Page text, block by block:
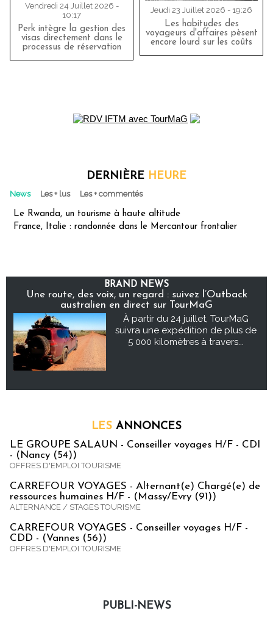
Vendredi 24 Juillet 2026 -
10:17
Perk intègre la gestion des
visas directement dans le
processus de réservation
Jeudi 23 Juillet 2026 - 19:26
Les habitudes des
voyageurs d'affaires pèsent
encore lourd sur les coûts
DERNIÈRE HEURE
News Les + lus Les + commentés
Le Rwanda, un tourisme à haute altitude
France, Italie : randonnée dans le Mercantour frontalier
BRAND NEWS
Une route, des voix, un regard : suivez l’Outback
australien en direct sur TourMaG
À partir du 24 juillet, TourMaG
suivra une expédition de plus de
5 000 kilomètres à travers...
LES ANNONCES
LE GROUPE SALAUN - Conseiller voyages H/F - CDI
- (Nancy (54))
OFFRES D'EMPLOI TOURISME
CARREFOUR VOYAGES - Alternant(e) Chargé(e) de
ressources humaines H/F - (Massy/Evry (91))
ALTERNANCE / STAGES TOURISME
CARREFOUR VOYAGES - Conseiller voyages H/F -
CDD - (Vannes (56))
OFFRES D'EMPLOI TOURISME
PUBLI-NEWS